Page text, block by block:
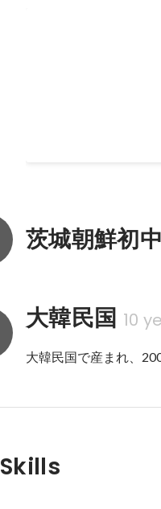
茨城朝鮮初
大韓民国 10
大韓民国で産まれ、
Skills